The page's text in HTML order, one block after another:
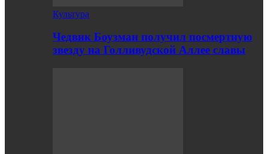
Культура
Чедвик Боузман получил посмертную
звезду на Голливудской Аллее славы